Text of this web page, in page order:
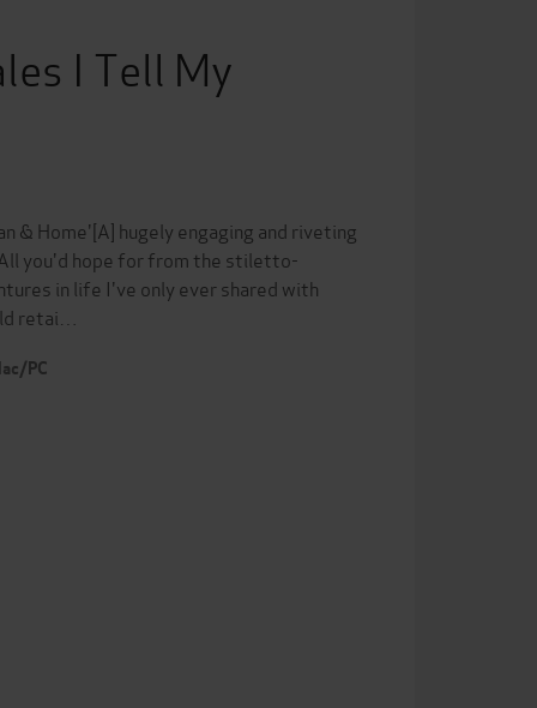
I Tell My
& Home'[A] hugely engaging and riveting
you'd hope for from the stiletto-
in life I've only ever shared with
retai…
PC